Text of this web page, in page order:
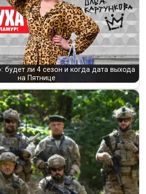
будет ли 4 сезон и когда дата выхода
на Пятнице